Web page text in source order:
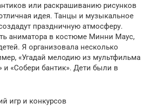
или раскрашиванию рисунков
идея. Танцы и музыкальное
праздничную атмосферу.
аниматора в костюме Минни Маус,
Я организовала несколько
«Угадай мелодию из мультфильма
«Собери бантик». Дети были в
игр и конкурсов